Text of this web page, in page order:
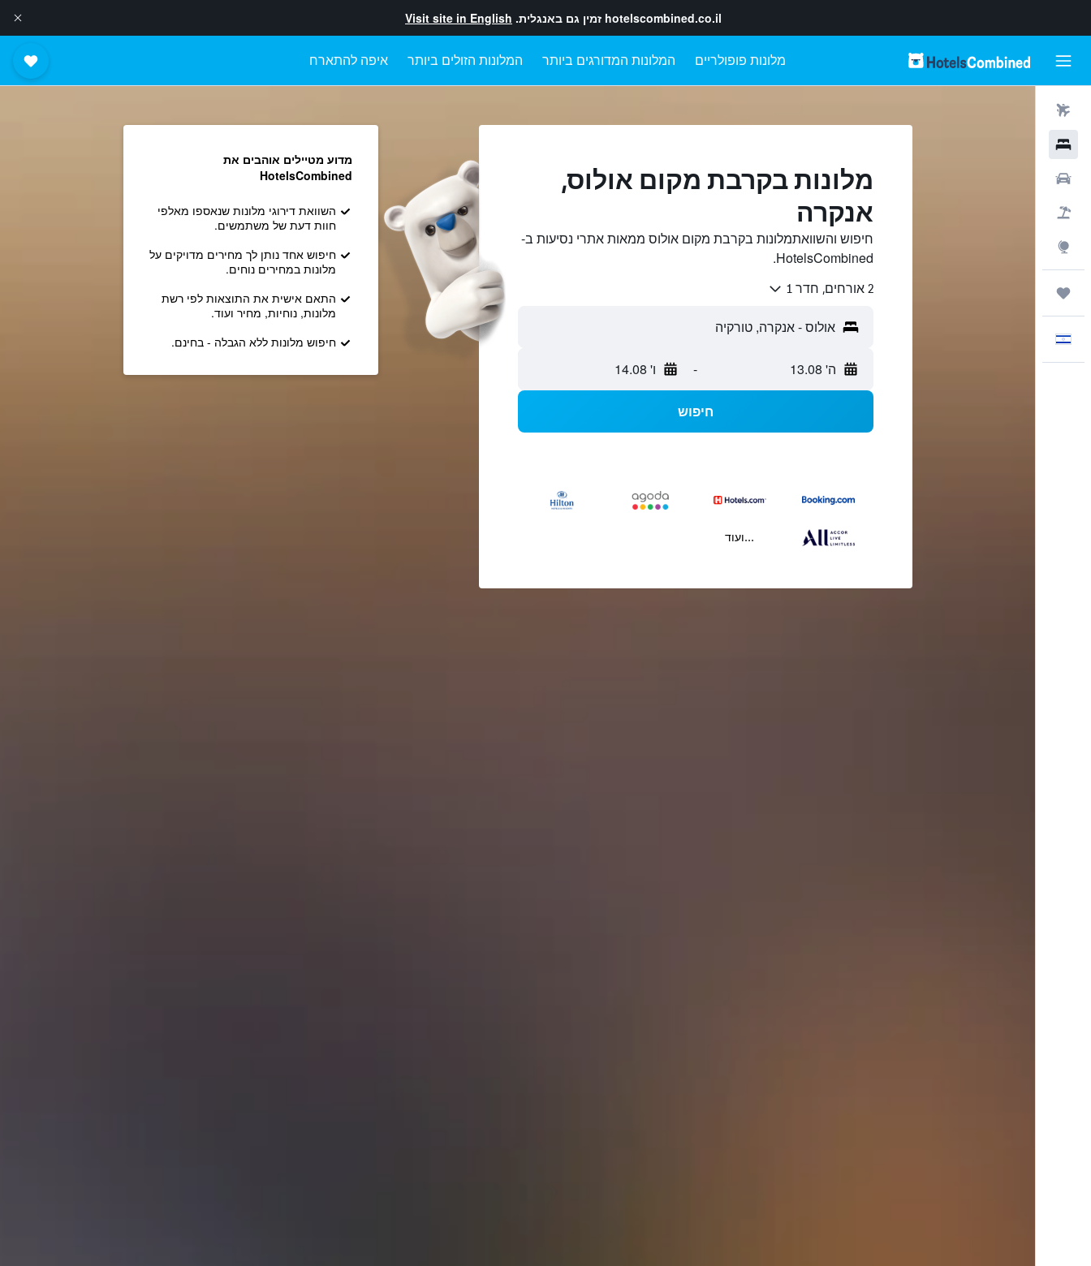
hotelscombined.co.il זמין גם באנגלית. Visit site in English
מלונות פופולריים המלונות המדורגים ביותר המלונות הזולים ביותר איפה להתארח
מלונות בקרבת מקום אולוס,
אנקרה
חיפוש והשוואתמלונות בקרבת מקום אולוס ממאות אתרי נסיעות ב-
HotelsCombined.
2 אורחים, חדר 1
ה' 13.08 - ו' 14.08
חיפוש
...ועוד
מדוע מטיילים אוהבים את
HotelsCombined
השוואת דירוגי מלונות שנאספו מאלפי
חוות דעת של משתמשים.
חיפוש אחד נותן לך מחירים מדויקים על
מלונות במחירים נוחים.
התאם אישית את התוצאות לפי רשת
מלונות, נוחיות, מחיר ועוד.
חיפוש מלונות ללא הגבלה - בחינם.